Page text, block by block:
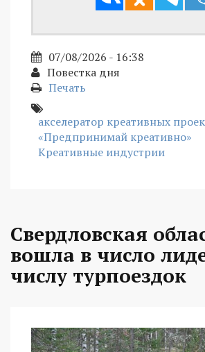
07/08/2026 - 16:38
Повестка дня
Печать
акселератор креативных
«Предпринимай креативно»
Креативные индустрии
Свердловская
вошла в число
числу турпоездок